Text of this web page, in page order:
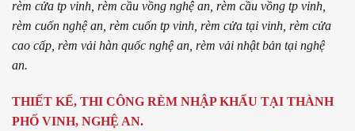
rèm cửa tp vinh, rèm cầu vồng nghệ an, rèm cầu vồng tp vinh,
rèm cuốn nghệ an, rèm cuốn tp vinh, rèm cửa tại vinh, rèm cửa
cao cấp, rèm vải hàn quốc nghệ an, rèm vải nhật bản tại nghệ
an.
THIẾT KẾ, THI CÔNG RÈM NHẬP KHẨU TẠI THÀNH
PHỐ VINH, NGHỆ AN.